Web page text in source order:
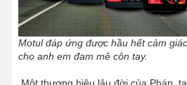
Motul đáp ứng được hầu hết cảm
cho anh em đam mê côn tay.